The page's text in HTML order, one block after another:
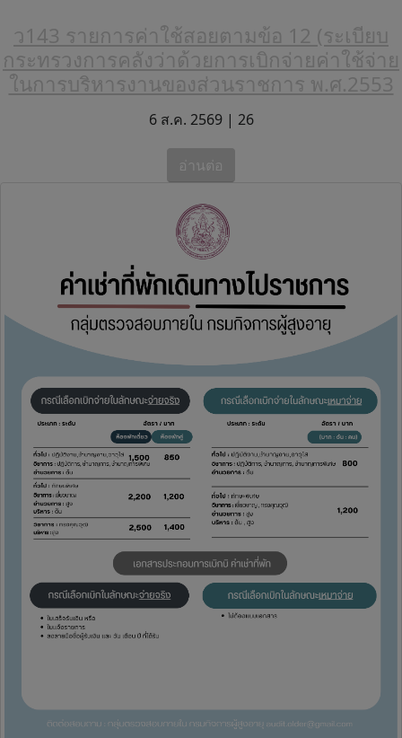
ว143 รายการค่าใช้สอยตามข้อ 12 (ระเบียบ
กระทรวงการคลังว่าด้วยการเบิกจ่ายค่าใช้จ่าย
ในการบริหารงานของส่วนราชการ พ.ศ.2553
6 ส.ค. 2569 | 26
อ่านต่อ